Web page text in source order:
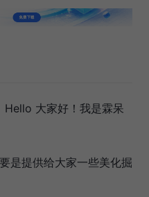
Hello 大家好！我是霖呆
是提供给大家一些美化掘